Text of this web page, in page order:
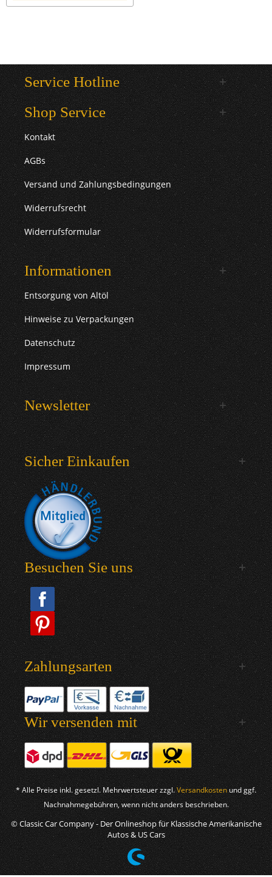
Service Hotline
Shop Service
Kontakt
AGBs
Versand und Zahlungsbedingungen
Widerrufsrecht
Widerrufsformular
Informationen
Entsorgung von Altöl
Hinweise zu Verpackungen
Datenschutz
Impressum
Newsletter
Sicher Einkaufen
Besuchen Sie uns
Zahlungsarten
Wir versenden mit
* Alle Preise inkl. gesetzl. Mehrwertsteuer zzgl.Versandkosten und ggf.
Nachnahmegebühren, wenn nicht anders beschrieben.
© Classic Car Company - Der Onlineshop für Klassische Amerikanische
Autos & US Cars